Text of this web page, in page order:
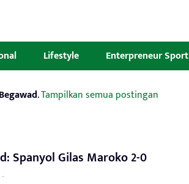
Lifestyle Enterpreneur Sport
.Tampilkan semua postingan
Spanyol Gilas Maroko 2-0